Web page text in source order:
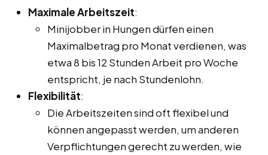
Maximale Arbeitszeit:
Minijobber in Hungen dürfen einen
Maximalbetrag pro Monat verdienen, was
etwa 8 bis 12 Stunden Arbeit pro Woche
entspricht, je nach Stundenlohn.
Flexibilität:
Die Arbeitszeiten sind oft flexibel und
können angepasst werden, um anderen
Verpflichtungen gerecht zu werden, wie